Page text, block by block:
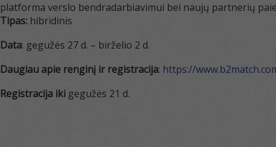
platforma verslo bendradarbiavimui bei naujų partnerių
Tipas: hibridinis
Data: gegužės 27 d. – birželio 2 d.
Daugiau apie renginį ir registracija: https://
Registracija ikigegužės 21 d.